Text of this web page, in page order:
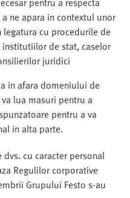
ne apara in contextul unor
cu procedurile de
de stat, caselor
juridici
in afara domeniului de
lua masuri pentru a
pentru a va
in alta parte.
cu caracter personal
Regulilor corporative
Grupului Festo s-au